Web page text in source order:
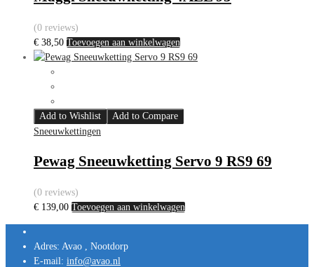
(0 reviews)
€ 38,50 Toevoegen aan winkelwagen
Add to Wishlist
Add to Compare
Sneeuwkettingen
Pewag Sneeuwketting Servo 9 RS9 69
(0 reviews)
€ 139,00 Toevoegen aan winkelwagen
Adres: Avao , Nootdorp
E-mail: info@avao.nl